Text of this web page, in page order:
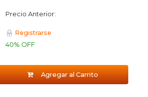
Precio Anterior:
Registrarse
40% OFF
Agregar al Carrito